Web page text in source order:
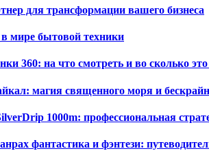
для трансформации вашего бизнеса
мире бытовой техники
360: на что смотреть и во сколько это
магия священного моря и
1000m: профессиональная
фантастика и фэнтези: